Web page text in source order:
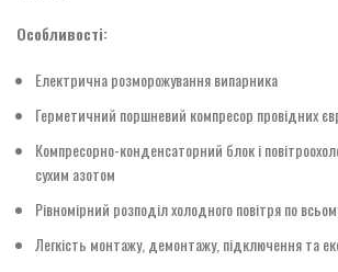
Особливості:
Електрична розморожування випарника
Герметичний поршневий компресор провідних
Компресорно-конденсаторний блок і
сухим азотом
Рівномірний розподіл холодного повітря по
Легкість монтажу, демонтажу, підключення та